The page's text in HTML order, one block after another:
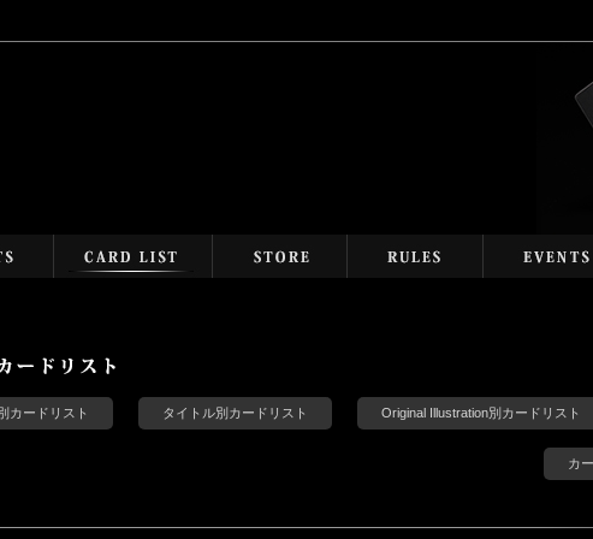
カードリスト タイトル別カードリスト Original Illustration別カードリスト
カ